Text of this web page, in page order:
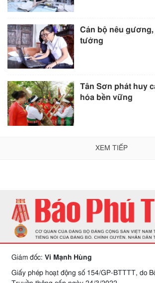
Cán bộ nêu
tưởng
Tân Sơn phát huy
hóa bền vững
XEM TIẾP
Giám đốc: Vi Mạnh Hùng
Giấy phép hoạt động số 154/GP-BTTTT, do